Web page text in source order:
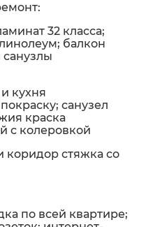
32 класса;
балкон
кухня
санузел
краска
с колеровкой
коридор стяжка со
по всей квартире;